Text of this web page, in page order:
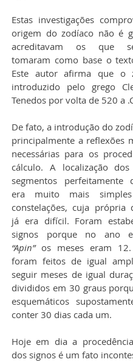
Estas investigações
origem do zodíaco não é
acreditavam os que
tomaram como base o
Este autor afirma que o
introduzido pelo grego
Tenedos por volta de 520 a
De fato, a introdução do
principalmente a reflexões
necessárias para os
cálculo. A localização
segmentos perfeitamente
era muito mais
constelações, cuja própria
já era difícil. Foram
“Apin” os meses eram
foram feitos de igual
seguir meses de igual
divididos em 30 graus
esquemáticos
conter 30 dias cada um.
Hoje em dia a
dos signos é um fato